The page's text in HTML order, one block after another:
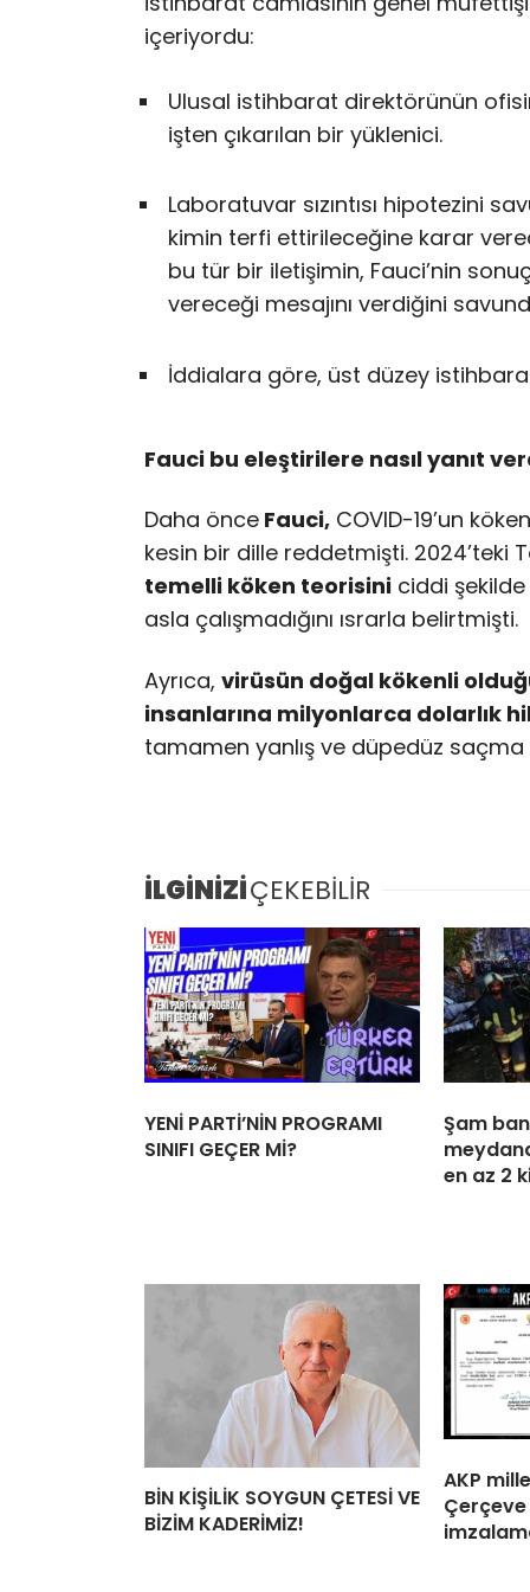
içeriyordu:
Ulusal istihbarat direktörünün
işten çıkarılan bir yüklenici.
Laboratuvar sızıntısı hipotezini
kimin terfi ettirileceğine karar
bu tür bir iletişimin, Fauci’nin
vereceği mesajını verdiğini
İddialara göre, üst düzey
Fauci bu eleştirilere nasıl yanıt
Daha önce Fauci, COVID-19’un
kesin bir dille reddetmişti. 2024’teki
temelli köken teorisini ciddi
asla çalışmadığını ısrarla belirtmişti.
Ayrıca, virüsün doğal kökenli
insanlarına milyonlarca dolarlık
tamamen yanlış ve düpedüz
İLGİNİZİÇEKEBİLİR
YENİ PARTİ’NİN PROGRAMI
SINIFI GEÇER Mİ?
Şam
en az 2
BİN KİŞİLİK SOYGUN ÇETESİ VE
BİZİM KADERİMİZ!
AKP
Çerçeve